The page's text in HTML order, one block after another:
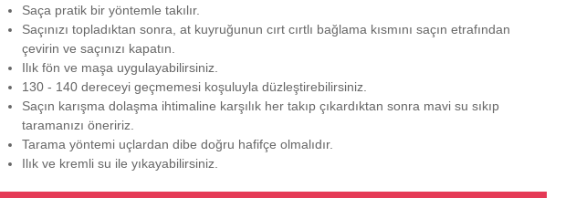
Saça pratik bir yöntemle takılır.
Saçınızı topladıktan sonra, at kuyruğunun cırt cırtlı bağlama kısmını saçın etrafından
çevirin ve saçınızı kapatın.
Ilık fön ve maşa uygulayabilirsiniz.
130 - 140 dereceyi geçmemesi koşuluyla düzleştirebilirsiniz.
Saçın karışma dolaşma ihtimaline karşılık her takıp çıkardıktan sonra mavi su sıkıp
taramanızı öneririz.
Tarama yöntemi uçlardan dibe doğru hafifçe olmalıdır.
Ilık ve kremli su ile yıkayabilirsiniz.